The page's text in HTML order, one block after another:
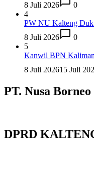
8 Juli 2026
0
4
PW NU Kalteng
8 Juli 2026
0
5
Kanwil BPN
8 Juli 202615 Juli
PT. Nusa
DPRD